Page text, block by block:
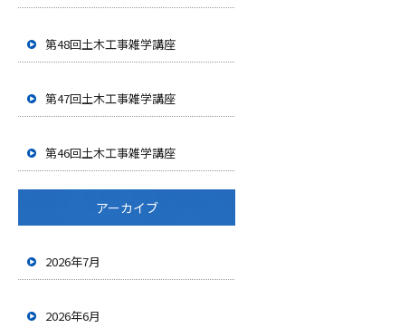
第48回土木工事雑学講座
第47回土木工事雑学講座
第46回土木工事雑学講座
アーカイブ
2026年7月
2026年6月